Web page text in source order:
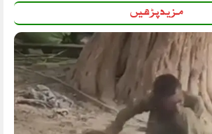
مزید پڑھیں